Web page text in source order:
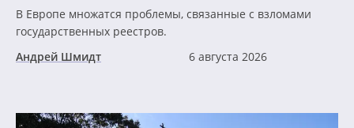
В Европе множатся проблемы, связанные с взломами
государственных реестров.
Андрей Шмидт
6 августа 2026